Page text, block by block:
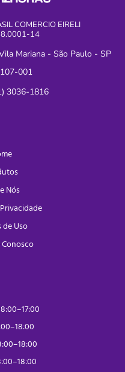
COMERCIO EIRELI
14
Mariana - São Paulo - SP
001
3036-1816
Nós
de Uso